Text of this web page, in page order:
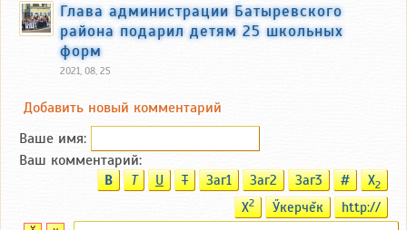
Глава администрации Батыревского
района подарил детям 25 школьных
форм
2021, 08, 25
Добавить новый комментарий
Ваше имя:
Ваш комментарий:
B T U T Заг1 Заг2 Заг3 # X2
X2 Ӳкерчĕк http://